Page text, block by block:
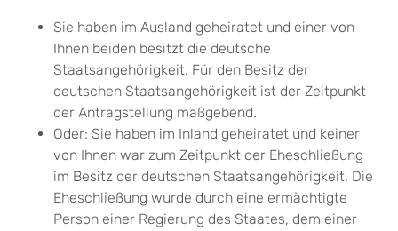
Sie haben im Ausland geheiratet und einer von
Ihnen beiden besitzt die deutsche
Staatsangehörigkeit. Für den Besitz der
deutschen Staatsangehörigkeit ist der Zeitpunkt
der Antragstellung maßgebend.
Oder: Sie haben im Inland geheiratet und keiner
von Ihnen war zum Zeitpunkt der Eheschließung
im Besitz der deutschen Staatsangehörigkeit. Die
Eheschließung wurde durch eine ermächtigte
Person einer Regierung des Staates, dem einer